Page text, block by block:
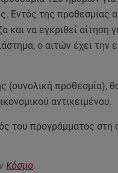
Εντός της προθεσμίας
να εγκριθεί αίτηση
ο αιτών έχει την
(συνολική προθεσμία),
αντικειμένου.
του προγράμματος στη
Κόσμο.